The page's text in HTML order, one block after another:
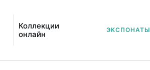
Коллекции
онлайн
ЭКСПОНАТЫ